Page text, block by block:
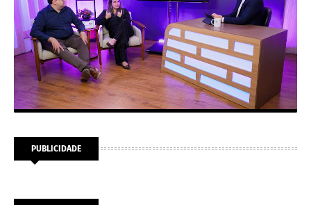
PUBLICIDADE